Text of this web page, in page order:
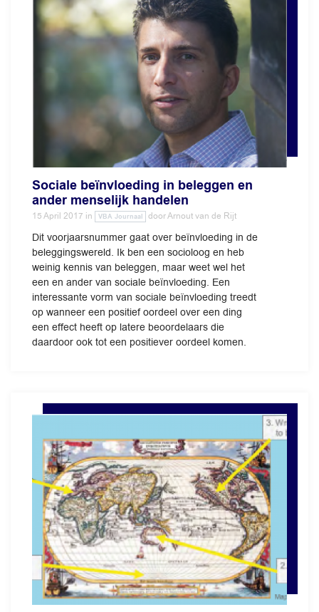
Sociale beïnvloeding in beleggen en
ander menselijk handelen
15 April 2017 in VBA Journaal doorArnout van de Rijt
Dit voorjaarsnummer gaat over beïnvloeding in de
beleggingswereld. Ik ben een socioloog en heb
weinig kennis van beleggen, maar weet wel het
een en ander van sociale beïnvloeding. Een
interessante vorm van sociale beïnvloeding treedt
op wanneer een positief oordeel over een ding
een effect heeft op latere beoordelaars die
daardoor ook tot een positiever oordeel komen.